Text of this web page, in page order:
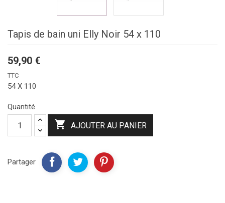
Tapis de bain uni Elly Noir 54 x 110
59,90 €
TTC
54 X 110
Quantité
 AJOUTER AU PANIER
Partager